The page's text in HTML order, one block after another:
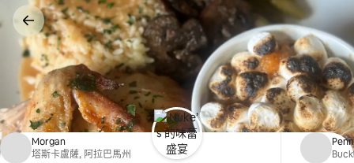
過
Morgan
塔斯卡盧薩, 阿拉巴馬州